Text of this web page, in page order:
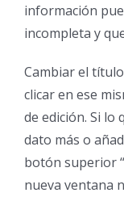
información
incompleta y
Cambiar el
clicar en ese
de edición. Si lo
dato más o
botón superior
nueva ventana